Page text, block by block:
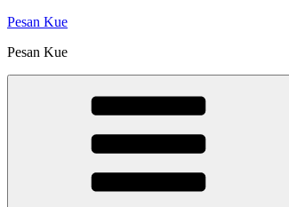
Skip
content
Pesan Kue
Pesan Kue